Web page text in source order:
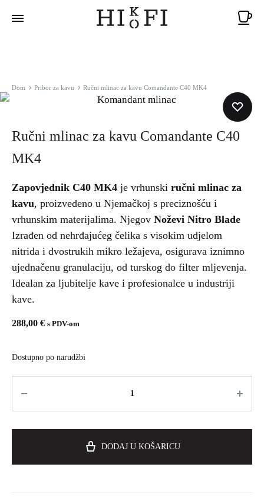
Dom Pribor za kavu Ručni mlinac za kavu Comandante C40 MK4
Ručni mlinac za kavu Comandante C40
MK4
Zapovjednik C40 MK4 je vrhunski ručni mlinac za
kavu, proizvedeno u Njemačkoj s preciznošću i
vrhunskim materijalima. Njegov Noževi Nitro Blade
Izrađen od nehrđajućeg čelika s visokim udjelom
nitrida i dvostrukih mikro ležajeva, osigurava iznimno
ujednačenu granulaciju, od turskog do filter mljevenja.
Idealan za ljubitelje kave i profesionalce u industriji
kave.
288,00 € s PDV-om
Dostupno po narudžbi
DODAJ U KOŠARICU